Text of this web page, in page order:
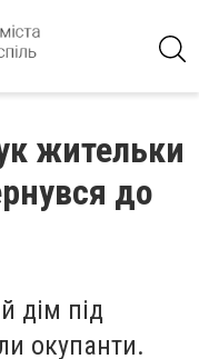
жительки
до
дім під
окупанти.